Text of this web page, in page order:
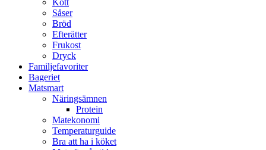
Kött
Såser
Bröd
Efterätter
Frukost
Dryck
Familjefavoriter
Bageriet
Matsmart
Näringsämnen
Protein
Matekonomi
Temperaturguide
Bra att ha i köket